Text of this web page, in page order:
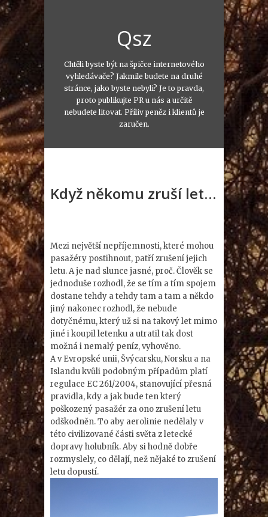
Qsz
Chtěli byste být na špičce internetového
vyhledávače? Jakmile budete na druhé
stránce, jako byste nebyli? Je to pravda,
proto publikujte PR u nás a určitě
nebudete litovat. Příliv peněz i klientů je
zaručen.
Když někomu zruší let…
Mezi největší nepříjemnosti, které mohou
pasažéry postihnout, patří zrušení jejich
letu. A je nad slunce jasné, proč. Člověk se
jednoduše rozhodl, že se tím a tím spojem
dostane tehdy a tehdy tam a tam a někdo
jiný nakonec rozhodl, že nebude
dotyčnému, který už si na takový let mimo
jiné i koupil letenku a utratil tak dost
možná i nemalý peníz, vyhověno.
A v Evropské unii, Švýcarsku, Norsku a na
Islandu kvůli podobným případům platí
regulace EC 261/2004, stanovující přesná
pravidla, kdy a jak bude ten který
poškozený pasažér za ono zrušení letu
odškodněn. To aby aerolinie nedělaly v
této civilizované části světa z letecké
dopravy holubník. Aby si hodně dobře
rozmyslely, co dělají, než nějaké to zrušení
letu dopustí.